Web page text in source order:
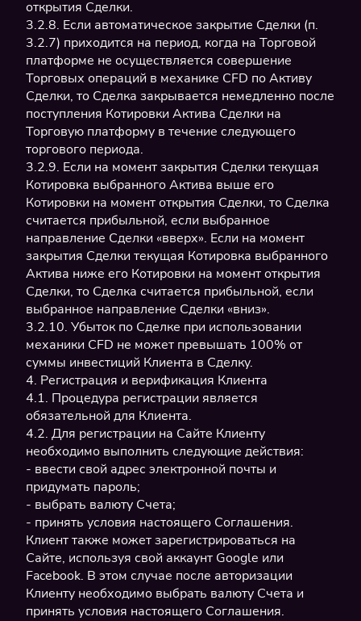
открытия Сделки.
3.2.8. Если автоматическое закрытие Сделки (п.
3.2.7) приходится на период, когда на Торговой
платформе не осуществляется совершение
Торговых операций в механике CFD по Активу
Сделки, то Сделка закрывается немедленно после
поступления Котировки Актива Сделки на
Торговую платформу в течение следующего
торгового периода.
3.2.9. Если на момент закрытия Сделки текущая
Котировка выбранного Актива выше его
Котировки на момент открытия Сделки, то Сделка
считается прибыльной, если выбранное
направление Сделки «вверх». Если на момент
закрытия Сделки текущая Котировка выбранного
Актива ниже его Котировки на момент открытия
Сделки, то Сделка считается прибыльной, если
выбранное направление Сделки «вниз».
3.2.10. Убыток по Сделке при использовании
механики CFD не может превышать 100% от
суммы инвестиций Клиента в Сделку.
4. Регистрация и верификация Клиента
4.1. Процедура регистрации является
обязательной для Клиента.
4.2. Для регистрации на Сайте Клиенту
необходимо выполнить следующие действия:
- ввести свой адрес электронной почты и
придумать пароль;
- выбрать валюту Счета;
- принять условия настоящего Соглашения.
Клиент также может зарегистрироваться на
Сайте, используя свой аккаунт Google или
Facebook. В этом случае после авторизации
Клиенту необходимо выбрать валюту Счета и
принять условия настоящего Соглашения.